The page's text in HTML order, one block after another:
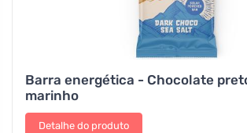
Barra energética - Chocolate
marinho
Detalhe do produto